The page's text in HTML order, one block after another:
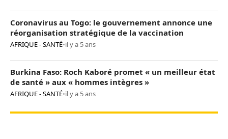
Coronavirus au Togo: le gouvernement annonce une
réorganisation stratégique de la vaccination
AFRIQUE - SANTÉ•il y a 5 ans
Burkina Faso: Roch Kaboré promet « un meilleur état
de santé » aux « hommes intègres »
AFRIQUE - SANTÉ•il y a 5 ans